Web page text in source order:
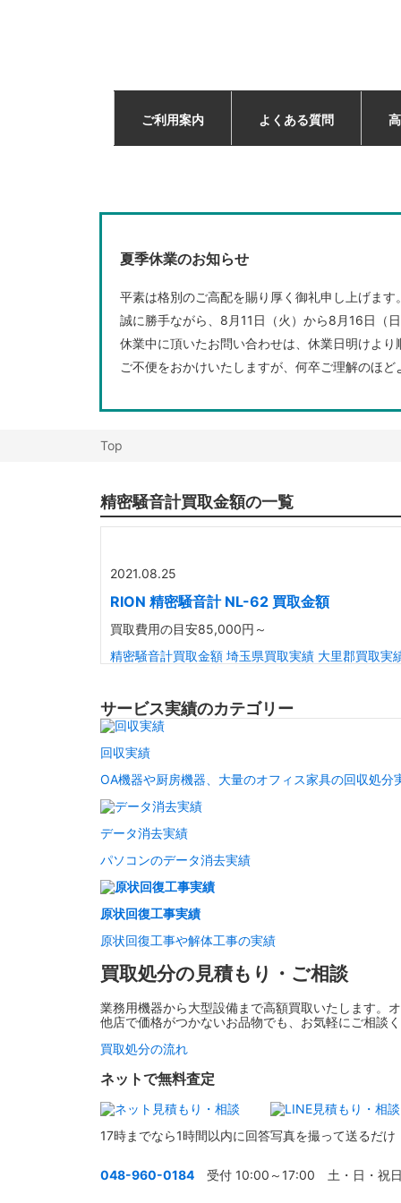
ご利用案内 よくある質問
夏季休業のお知らせ
平素は格別のご高配を賜り厚く御礼申し上げます
誠に勝手ながら、8月11日（火）から8月16日（
休業中に頂いたお問い合わせは、休業日明けよ
ご不便をおかけいたしますが、何卒ご理解のほ
Top
精密騒音計買取金額の一覧
2021.08.25
RION 精密騒音計 NL-62 買取金額
買取費用の目安85,000円～
精密騒音計買取金額 埼玉県買取実績 大里郡買取実
サービス実績のカテゴリー
回収実績
OA機器や厨房機器、大量のオフィス家具の回収処分
データ消去実績
パソコンのデータ消去実績
原状回復工事実績
原状回復工事や解体工事の実績
買取処分の見積もり・ご相談
業務用機器から大型設備まで高額買取いたします。
他店で価格がつかないお品物でも、お気軽にご相談
買取処分の流れ
ネットで無料査定
17時までなら1時間以内に回答写真を撮って送るだけ
048-960-0184 受付 10:00～17:00 土・日・祝